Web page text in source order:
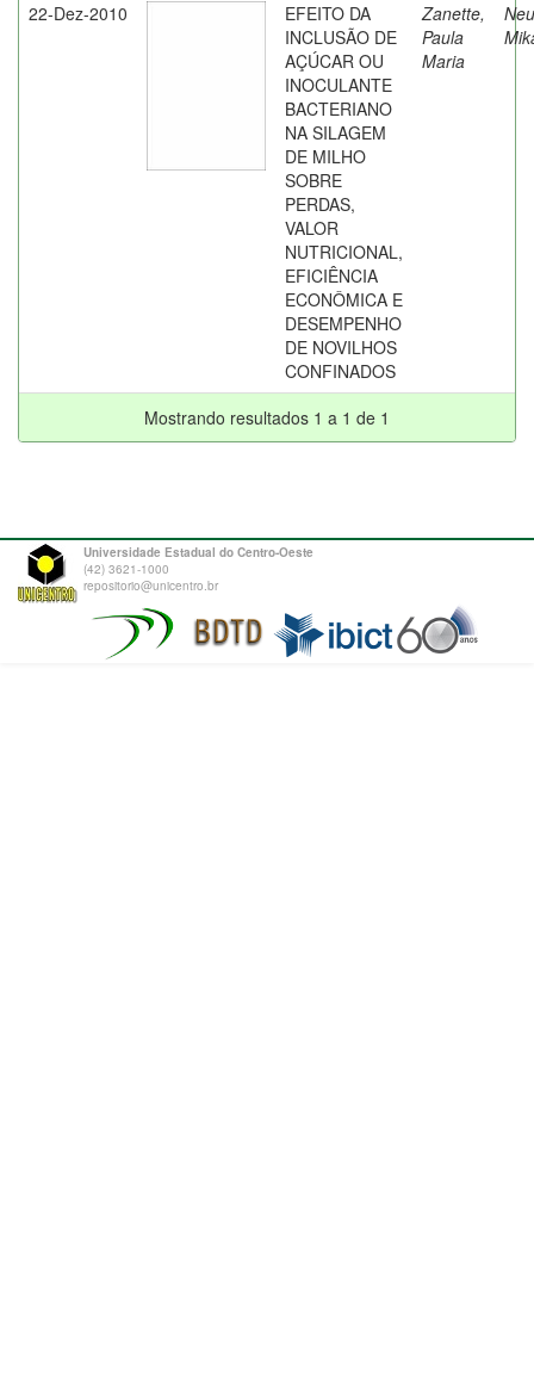
22-Dez-2010
EFEITO DA
INCLUSÃO DE
AÇÚCAR OU
INOCULANTE
BACTERIANO
NA SILAGEM
DE MILHO
SOBRE
PERDAS,
VALOR
NUTRICIONAL,
EFICIÊNCIA
ECONÔMICA E
DESEMPENHO
DE NOVILHOS
CONFINADOS
Zanette,
Paula
Maria
Mostrando resultados 1 a 1 de 1
Universidade Estadual do Centro-Oeste
(42) 3621-1000
repositorio@unicentro.br